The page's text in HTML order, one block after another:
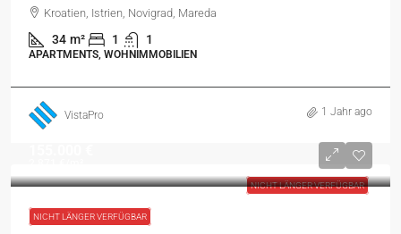
Kroatien, Istrien, Novigrad, Mareda
34 m² 1 1
APARTMENTS, WOHNIMMOBILIEN
VistaPro 1 Jahr ago
NICHT LÄNGER VERFÜGBAR
NICHT LÄNGER VERFÜGBAR